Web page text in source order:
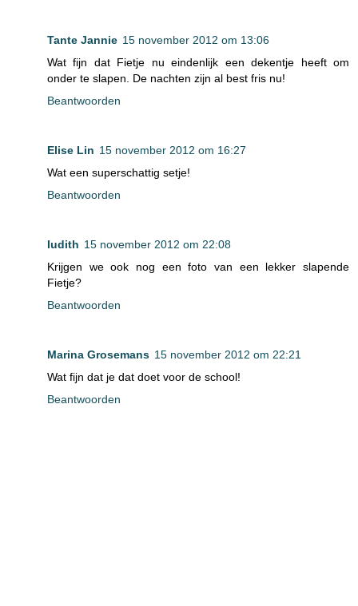
Tante Jannie 15 november 2012 om 13:06
Wat fijn dat Fietje nu eindenlijk een dekentje heeft om
onder te slapen. De nachten zijn al best fris nu!
Beantwoorden
Elise Lin 15 november 2012 om 16:27
Wat een superschattig setje!
Beantwoorden
Iudith 15 november 2012 om 22:08
Krijgen we ook nog een foto van een lekker slapende
Fietje?
Beantwoorden
Marina Grosemans 15 november 2012 om 22:21
Wat fijn dat je dat doet voor de school!
Beantwoorden